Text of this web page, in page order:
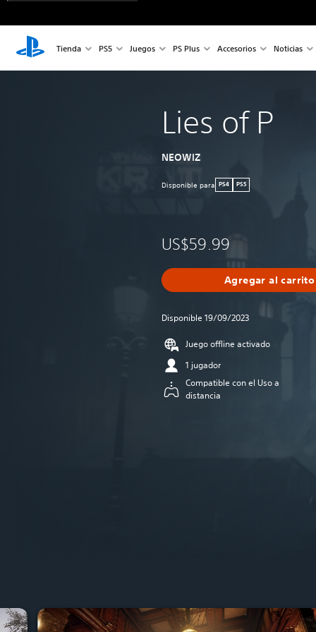
Tienda PS5 Juegos PS Plus Accesorios Noticias
Lies of P
NEOWIZ
Disponible para PS4 PS5
US$59.99
Agregar al carrito
Disponible 19/09/2023
Juego offline activado
1 jugador
Compatible con el Uso a
distancia